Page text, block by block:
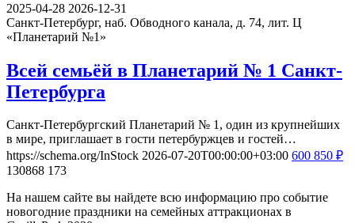
2025-04-28 2026-12-31
Санкт-Петербург, наб. Обводного канала, д. 74, лит. Ц
«Планетарий №1»
Всей семьёй в Планетарий № 1 Санкт-
Петербурга
Санкт-Петербургский Планетарий № 1, один из крупнейших
в мире, приглашает в гости петербуржцев и гостей…
https://schema.org/InStock 2026-07-20T00:00:00+03:00 600 850 ₽
130868 173
На нашем сайте вы найдете всю информацию про событие
новогодние праздники на семейных аттракционах в